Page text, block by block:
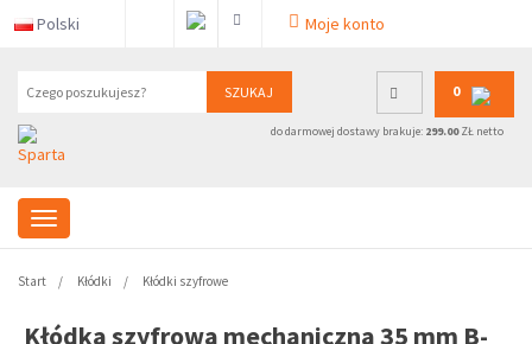
Polski Moje konto
SZUKAJ 0
do darmowej dostawy brakuje: 299.00ZŁ netto
Start Kłódki Kłódki szyfrowe
Kłódka szyfrowa mechaniczna 35 mm B-